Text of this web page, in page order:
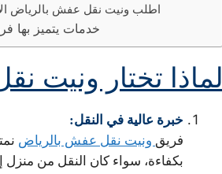
اطلب ونيت نقل عفش بالرياض
خدمات يتميز بها
لماذا تختار ونيت
خبرة عالية في النقل:
فريق ونيت نقل عفش بالرياض
بكفاءة، سواء كان النقل من